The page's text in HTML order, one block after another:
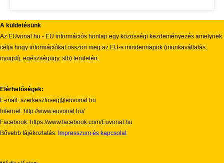
A küldetésünk
Az EUvonal.hu - EU információs honlap egy közösségi kezdeményezés amelynek
célja hogy információkat osszon meg az EU-s mindennapok (munkavállalás,
nyugdíj, egészségügy, stb) területén.
Elérhetőségek:
E-mail: szerkesztoseg@euvonal.hu
Internet: http://www.euvonal.hu/
Facebook: https://www.facebook.com/Euvonal.hu
Bővebb tájékoztatás: Impresszum és kapcsolat